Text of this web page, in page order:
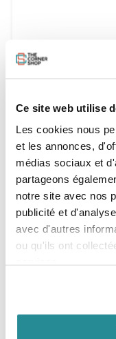
Ce site web utilise
Les cookies nous
et les annonces,
médias sociaux et
partageons
notre site avec nos
publicité et
avec d'autres
ou qu'ils ont
PAIEMENT
CB, VISA, Mastercard,